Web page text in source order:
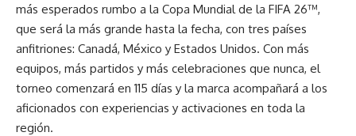
más esperados rumbo a la Copa Mundial de la FIFA 26™,
que será la más grande hasta la fecha, con tres países
anfitriones: Canadá, México y Estados Unidos. Con más
equipos, más partidos y más celebraciones que nunca, el
torneo comenzará en 115 días y la marca acompañará a los
aficionados con experiencias y activaciones en toda la
región.